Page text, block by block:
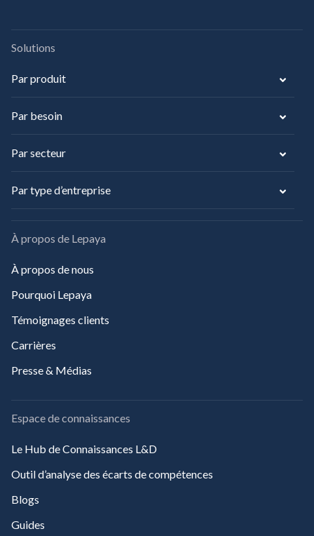
Solutions
Par produit
Par besoin
Par secteur
Par type d’entreprise
À propos de Lepaya
À propos de nous
Pourquoi Lepaya
Témoignages clients
Carrières
Presse & Médias
Espace de connaissances
Le Hub de Connaissances L&D
Outil d’analyse des écarts de compétences
Blogs
Guides